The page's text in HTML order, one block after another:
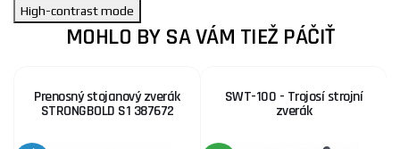
High-contrast mode
MOHLO BY SA VÁM TIEŽ PÁČIŤ
Prenosný stojanový zverák
STRONGBOLD S1 387672
SWT-100 - Trojosí strojní
zverák